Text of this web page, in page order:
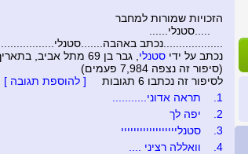
הזכויות שמורות למחבר
.....סטנלי......
...................נכתב באהבה.......סטנלי...................
נכתב על ידי סטנלי , גבר בן 69 מתל אביב, בתאריך 26/05/2009
(סיפור זה נצפה 7,984 פעמים)
לסיפור זה נכתבו 6 תגובות
[ להוספת תגובה ]
1.
תראה אדוני...........
2.
יפה לך
3.
סטנליייייייייייייייייי
4.
וואללה רציני ....